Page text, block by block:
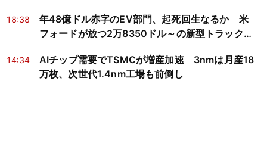
18:38
年48億ドル赤字のEV部門、起死回生なるか 米
フォードが放つ2万8350ドル～の新型トラック
14:34
AIチップ需要でTSMCが増産加速 3nmは月産18
万枚、次世代1.4nm工場も前倒し